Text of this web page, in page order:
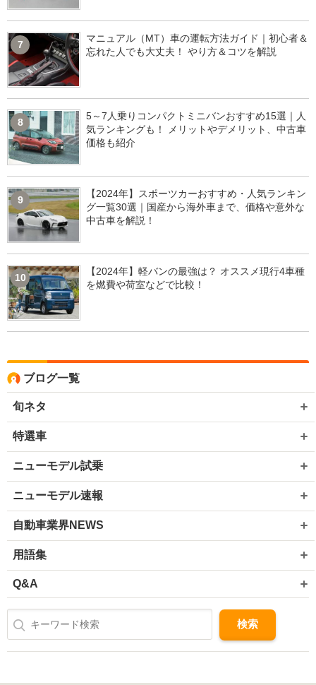
7
マニュアル（MT）車の運転方法ガイド｜初心者＆
忘れた人でも大丈夫！ やり方＆コツを解説
8
5～7人乗りコンパクトミニバンおすすめ15選｜人
気ランキングも！ メリットやデメリット、中古車
価格も紹介
9
【2024年】スポーツカーおすすめ・人気ランキン
グ一覧30選｜国産から海外車まで、価格や意外な
中古車を解説！
10
【2024年】軽バンの最強は？ オススメ現行4車種
を燃費や荷室などで比較！
ブログ一覧
旬ネタ
特選車
ニューモデル試乗
ニューモデル速報
自動車業界NEWS
用語集
Q&A